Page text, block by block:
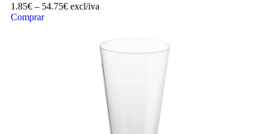
1.85€ – 54.75€ excl/iva
Comprar